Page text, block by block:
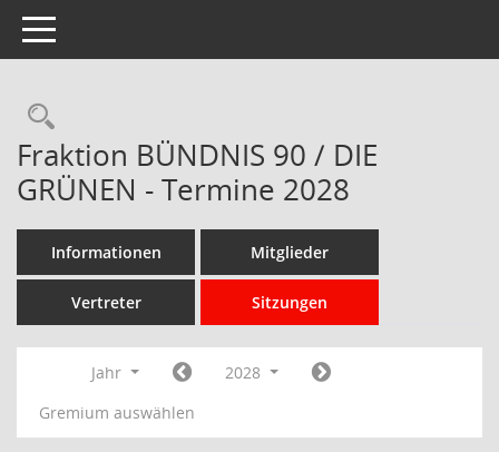
Toggle navigation
Rechercheauswahl
Fraktion BÜNDNIS 90 / DIE
GRÜNEN - Termine 2028
Informationen Mitglieder
Vertreter Sitzungen
Jahr
2028
Gremium auswählen